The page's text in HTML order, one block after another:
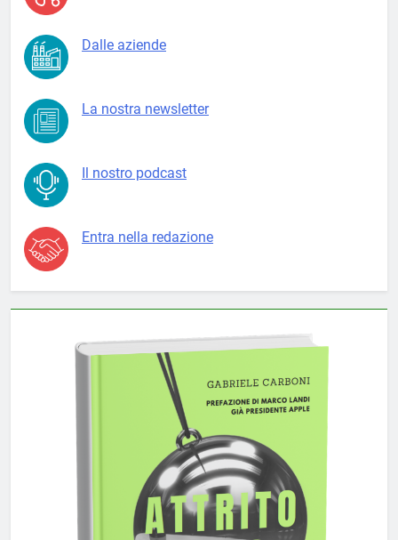
Dalle aziende
La nostra newsletter
Il nostro podcast
Entra nella redazione